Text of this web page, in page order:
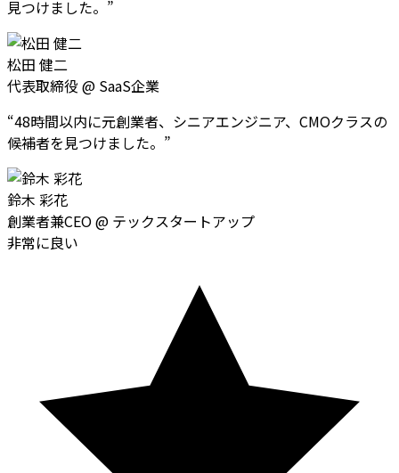
見つけました。 ”
松田 健二
代表取締役 @ SaaS企業
“48時間以内に元創業者、シニアエンジニア、CMOクラスの
候補者を見つけました。 ”
鈴木 彩花
創業者兼CEO@ テックスタートアップ
非常に良い